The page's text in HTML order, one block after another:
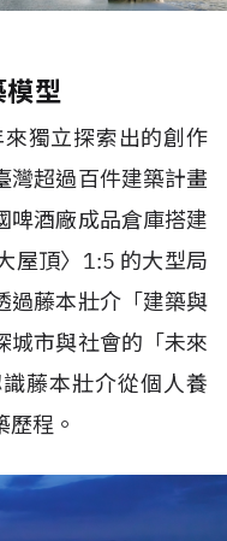
型
獨立探索出的創作
灣超過百件建築計畫
啤酒廠成品倉庫搭建
屋頂〉1:5 的大型局
過藤本壯介「建築與
城市與社會的「未來
藤本壯介從個人養
程。